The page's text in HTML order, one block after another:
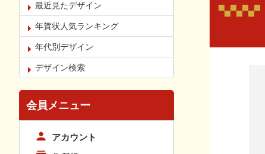
最近見たデザイン
年賀状人気ランキング
年代別デザイン
デザイン検索
会員メニュー
アカウント